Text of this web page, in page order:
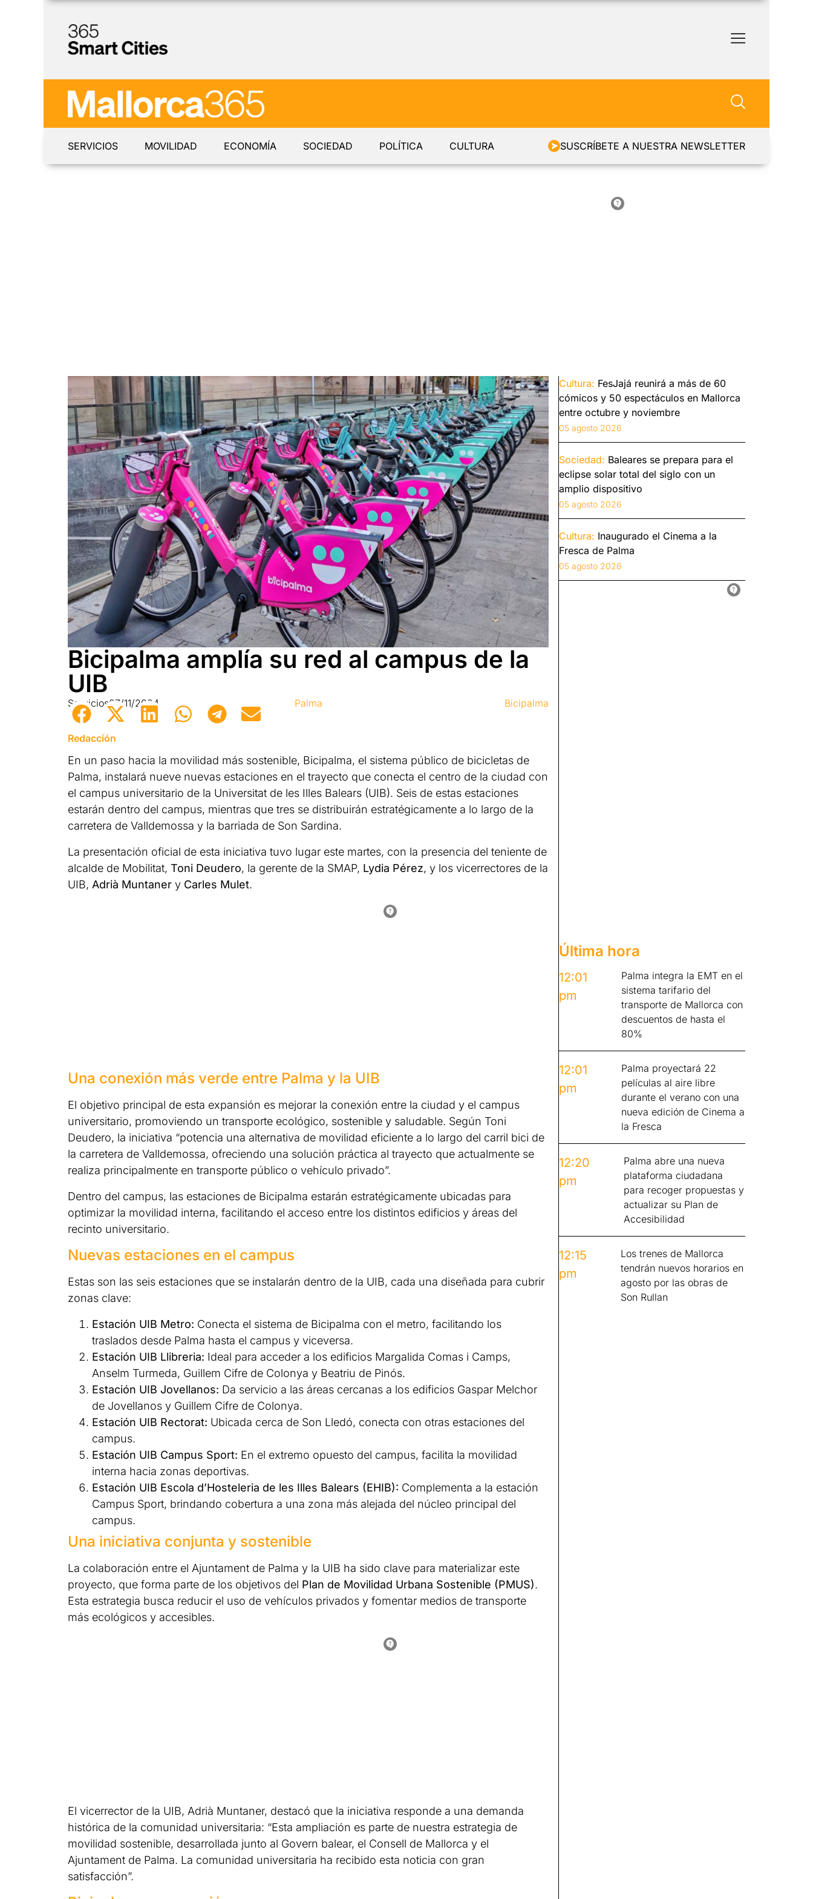
SERVICIOS MOVILIDAD ECONOMÍA SOCIEDAD POLÍTICA CULTURA SUSCRÍBETE A NUESTRA NEWSLETTER
Bicipalma amplía su red al campus de la
UIB
Servicios27/11/2024 Palma Bicipalma
Redacción
En un paso hacia la movilidad más sostenible, Bicipalma, el sistema público de bicicletas de
Palma, instalará nueve nuevas estaciones en el trayecto que conecta el centro de la ciudad con
el campus universitario de la Universitat de les Illes Balears (UIB). Seis de estas estaciones
estarán dentro del campus, mientras que tres se distribuirán estratégicamente a lo largo de la
carretera de Valldemossa y la barriada de Son Sardina.
La presentación oficial de esta iniciativa tuvo lugar este martes, con la presencia del teniente de
alcalde de Mobilitat, Toni Deudero, la gerente de la SMAP, Lydia Pérez, y los vicerrectores de la
UIB, Adrià Muntaner y Carles Mulet.
Una conexión más verde entre Palma y la UIB
El objetivo principal de esta expansión es mejorar la conexión entre la ciudad y el campus
universitario, promoviendo un transporte ecológico, sostenible y saludable. Según Toni
Deudero, la iniciativa “potencia una alternativa de movilidad eficiente a lo largo del carril bici de
la carretera de Valldemossa, ofreciendo una solución práctica al trayecto que actualmente se
realiza principalmente en transporte público o vehículo privado”.
Dentro del campus, las estaciones de Bicipalma estarán estratégicamente ubicadas para
optimizar la movilidad interna, facilitando el acceso entre los distintos edificios y áreas del
recinto universitario.
Nuevas estaciones en el campus
Estas son las seis estaciones que se instalarán dentro de la UIB, cada una diseñada para cubrir
zonas clave:
Estación UIB Metro: Conecta el sistema de Bicipalma con el metro, facilitando los
traslados desde Palma hasta el campus y viceversa.
Estación UIB Llibreria: Ideal para acceder a los edificios Margalida Comas i Camps,
Anselm Turmeda, Guillem Cifre de Colonya y Beatriu de Pinós.
Estación UIB Jovellanos: Da servicio a las áreas cercanas a los edificios Gaspar Melchor
de Jovellanos y Guillem Cifre de Colonya.
Estación UIB Rectorat: Ubicada cerca de Son Lledó, conecta con otras estaciones del
campus.
Estación UIB Campus Sport: En el extremo opuesto del campus, facilita la movilidad
interna hacia zonas deportivas.
Estación UIB Escola d’Hosteleria de les Illes Balears (EHIB): Complementa a la estación
Campus Sport, brindando cobertura a una zona más alejada del núcleo principal del
campus.
Una iniciativa conjunta y sostenible
La colaboración entre el Ajuntament de Palma y la UIB ha sido clave para materializar este
proyecto, que forma parte de los objetivos del Plan de Movilidad Urbana Sostenible (PMUS).
Esta estrategia busca reducir el uso de vehículos privados y fomentar medios de transporte
más ecológicos y accesibles.
El vicerrector de la UIB, Adrià Muntaner, destacó que la iniciativa responde a una demanda
histórica de la comunidad universitaria: “Esta ampliación es parte de nuestra estrategia de
movilidad sostenible, desarrollada junto al Govern balear, el Consell de Mallorca y el
Ajuntament de Palma. La comunidad universitaria ha recibido esta noticia con gran
satisfacción”.
Cultura: FesJajá reunirá a más de 60
cómicos y 50 espectáculos en Mallorca
entre octubre y noviembre
05 agosto 2026
Sociedad: Baleares se prepara para el
eclipse solar total del siglo con un
amplio dispositivo
05 agosto 2026
Cultura: Inaugurado el Cinema a la
Fresca de Palma
05 agosto 2026
Última hora
12:01
pm
Palma integra la EMT en el
sistema tarifario del
transporte de Mallorca con
descuentos de hasta el
80%
12:01
pm
Palma proyectará 22
películas al aire libre
durante el verano con una
nueva edición de Cinema a
la Fresca
12:20
pm
Palma abre una nueva
plataforma ciudadana
para recoger propuestas y
actualizar su Plan de
Accesibilidad
12:15
pm
Los trenes de Mallorca
tendrán nuevos horarios en
agosto por las obras de
Son Rullan